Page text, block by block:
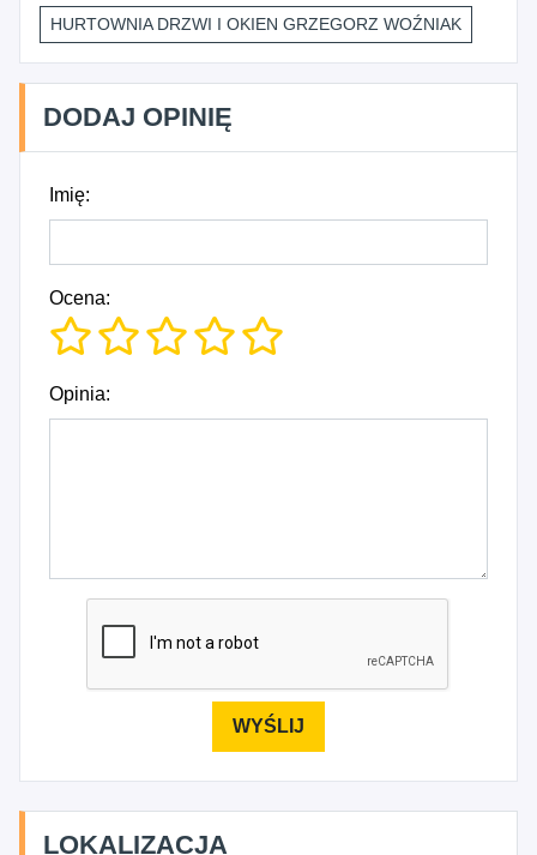
HURTOWNIA DRZWI I OKIEN GRZEGORZ WOŹNIAK
DODAJ OPINIĘ
Imię:
Ocena:
Opinia:
LOKALIZACJA